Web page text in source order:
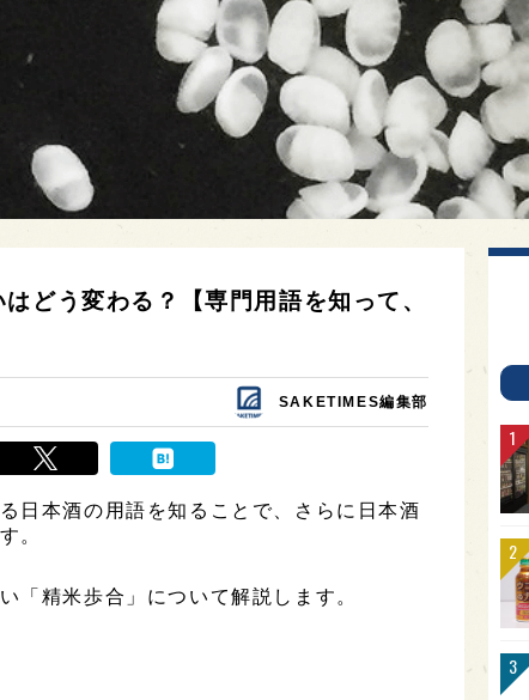
どう変わる？【専門用語を知って、
SAKETIMES編集部
日本酒の用語を知ることで、さらに日本酒
。
「精米歩合」について解説します。